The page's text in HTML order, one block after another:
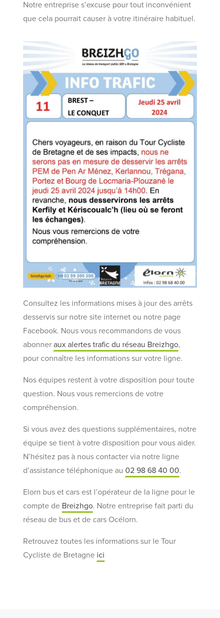
Notre entreprise s’excuse pour tout inconvénient
que cela pourrait causer à votre itinéraire habituel.
Consultez les informations mises à jour des arrêts
desservis sur notre site internet ou notre page
Facebook. Nous vous recommandons de vous
abonneraux alertes trafic du réseau Breizhgo,
pour connaître les informations sur votre ligne.
Nos équipes restent à votre disposition pour toute
question. Nous vous remercions de votre
compréhension.
Si vous avez des questions supplémentaires, notre
équipe se tient à votre disposition pour vous aider.
N’hésitez pas à nous contacter via notre ligne
d’assistance téléphonique au02 98 68 40 00.
Elorn bus et cars est l’opérateur de la ligne pour le
compte de Breizhgo. Notre entreprise fait parti du
réseau de bus et de cars Océlorn.
Retrouvez toutes les informations sur le Tour
Cycliste de Bretagne ici